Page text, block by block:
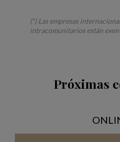
(*) Las empresas
intracomunitarios están
Próximas